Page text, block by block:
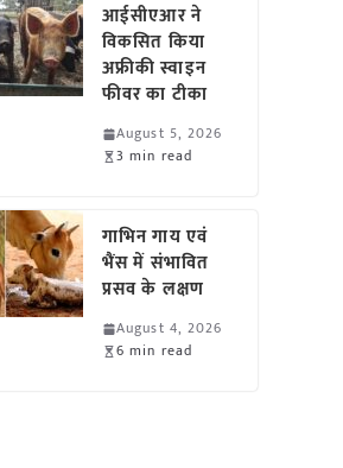
आईसीएआर ने
विकसित किया
अफ्रीकी स्वाइन
फीवर का टीका
August 5, 2026
3 min read
गाभिन गाय एवं
भैंस में संभावित
प्रसव के लक्षण
August 4, 2026
6 min read